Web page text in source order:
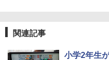
関連記事
小学2年生